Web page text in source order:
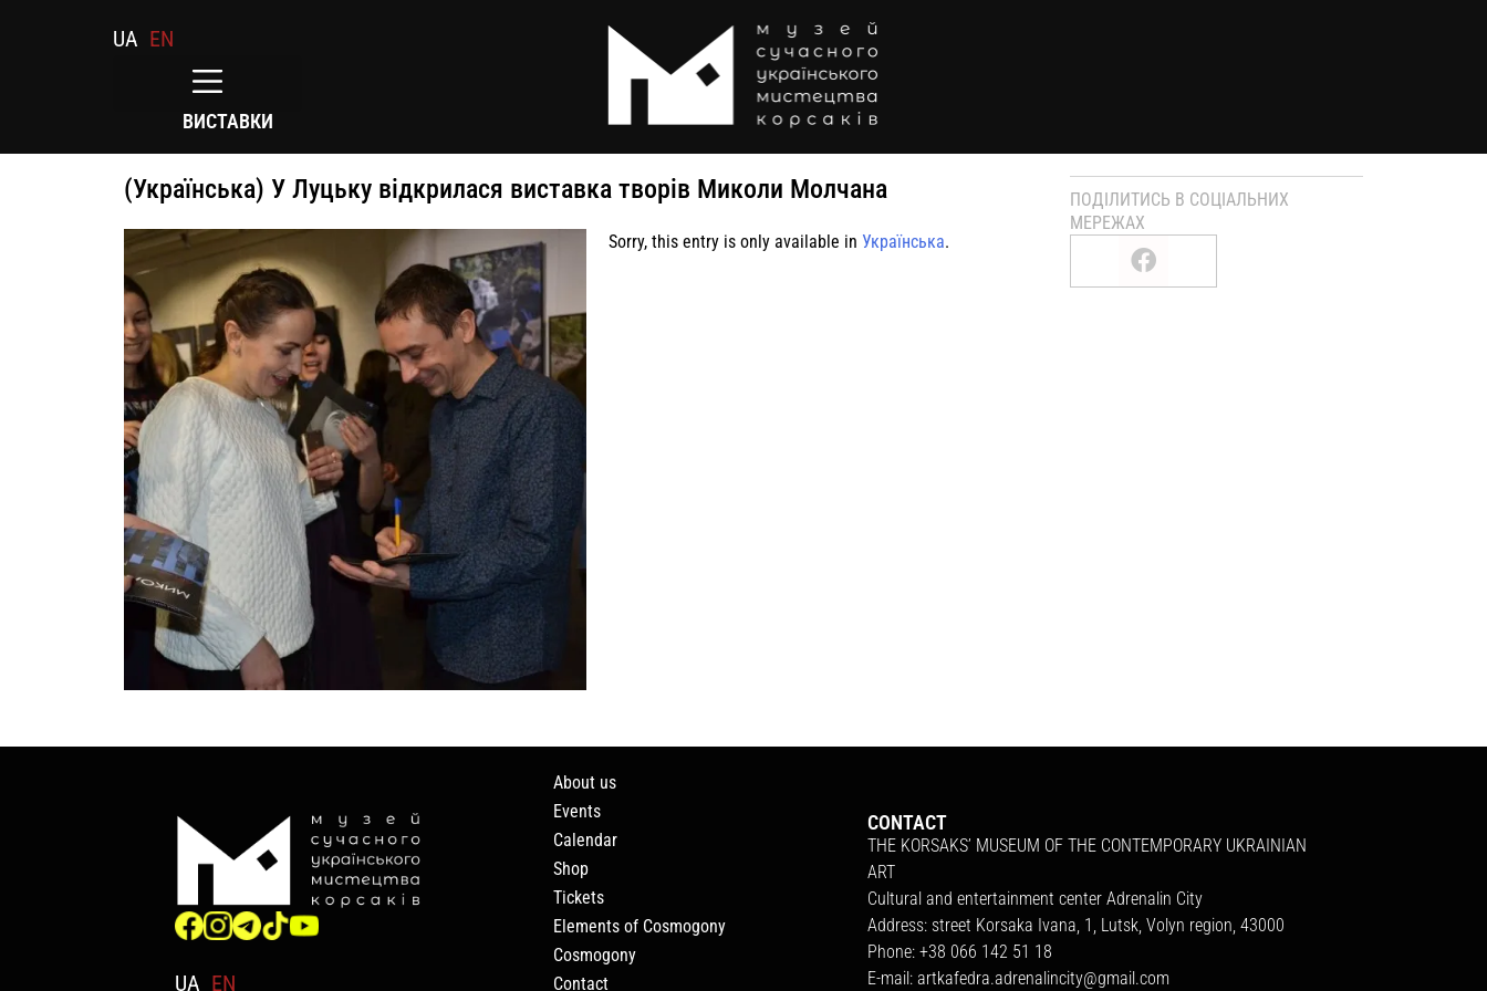
UA EN
ВИСТАВКИ
(Українська) У Луцьку відкрилася виставка творів Миколи Молчана
Sorry, this entry is only available in Українська.
ПОДІЛИТИСЬ В СОЦІАЛЬНИХ
МЕРЕЖАХ
UA EN
About us
Events
Calendar
Shop
Tickets
Elements of Cosmogony
Cosmogony
Contact
CONTACT
THE KORSAKS’ MUSEUM OF THE CONTEMPORARY UKRAINIAN
ART
Cultural and entertainment center Adrenalin City
Address: street Korsaka Ivana, 1, Lutsk, Volyn region, 43000
Phone: +38 066 142 51 18
E-mail:artkafedra.adrenalincity@gmail.com